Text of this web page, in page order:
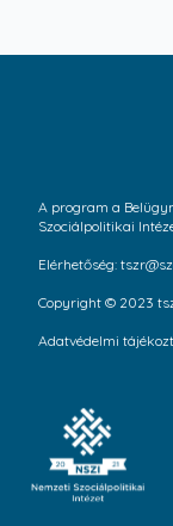
A program a
Szociálpolitikai
Elérhetőség:
Copyright © 2023
Adatvédelmi